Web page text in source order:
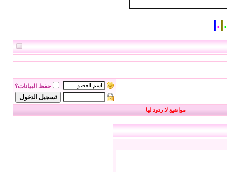
.
|
.
|
حفظ البيانات؟
مواضيع لا ردود لها